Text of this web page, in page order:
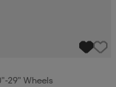
29" Wheels